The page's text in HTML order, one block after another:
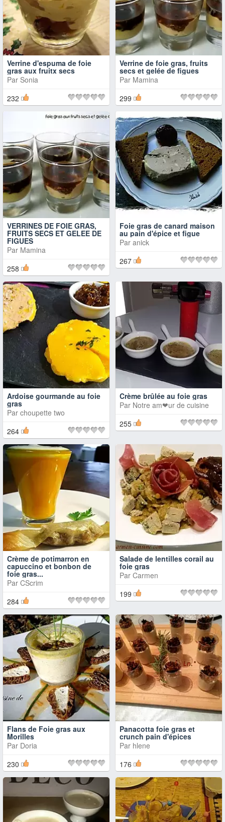
Verrine d'espuma de foie
gras aux fruitx secs
Par Sonia
232
Verrine de foie gras, fruits
secs et gelée de figues
Par Mamina
299
VERRINES DE FOIE GRAS,
FRUITS SECS ET GELEE DE
FIGUES
Par Mamina
258
Foie gras de canard maison
au pain d'épice et figue
Par anick
267
Ardoise gourmande au foie
gras
Par choupette two
264
Crème brûlée au foie gras
Par Notre am❤ur de cuisine
255
Crème de potimarron en
capuccino et bonbon de
foie gras...
Par CScrim
284
Salade de lentilles corail au
foie gras
Par Carmen
199
Flans de Foie gras aux
Morilles
Par Doria
230
Panacotta foie gras et
crunch pain d'épices
Par hlene
176